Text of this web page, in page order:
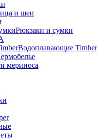
и шеи
Рюкзаки и сумки
Водоплавающие Timber
мериноса